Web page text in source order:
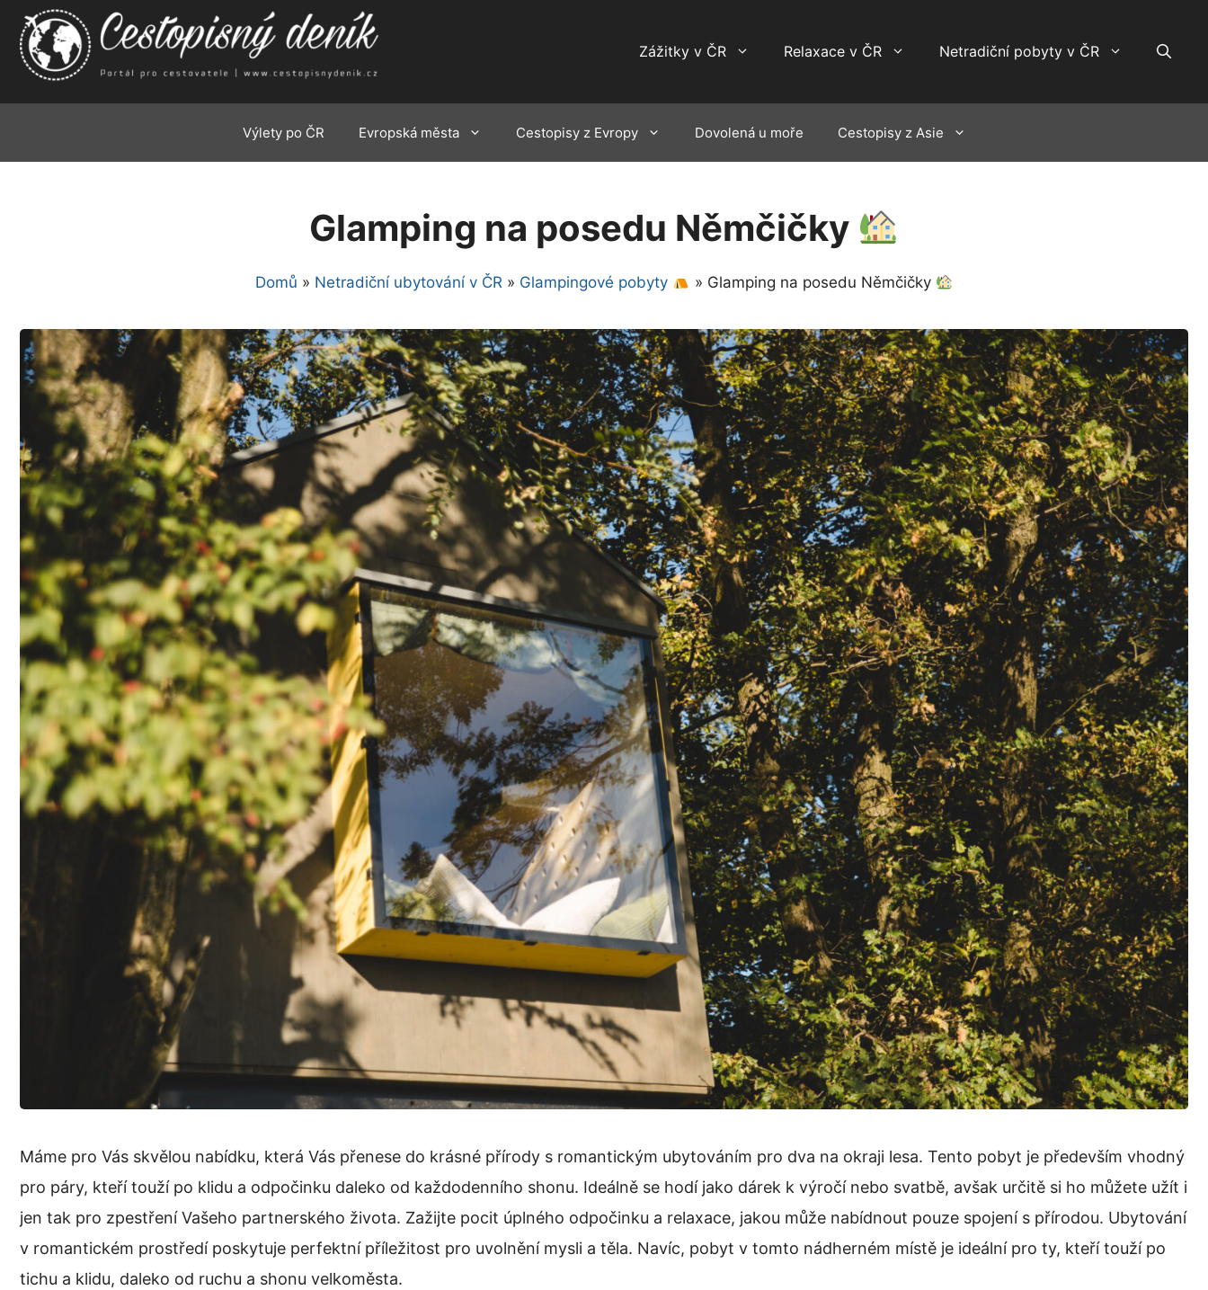
Přeskočit
obsah
Zážitky v ČR Relaxace v ČR Netradiční pobyty v ČR
Výlety po ČR Evropská města Cestopisy z Evropy Dovolená u moře Cestopisy z Asie
Glamping na posedu Němčičky
Domů » Netradiční ubytování v ČR » Glampingové pobyty » Glamping na posedu Němčičky
Máme pro Vás skvělou nabídku, která Vás přenese do krásné přírody s romantickým ubytováním pro dva na okraji lesa. Tento pobyt je především vhodný
pro páry, kteří touží po klidu a odpočinku daleko od každodenního shonu. Ideálně se hodí jako dárek k výročí nebo svatbě, avšak určitě si ho můžete užít i
jen tak pro zpestření Vašeho partnerského života. Zažijte pocit úplného odpočinku a relaxace, jakou může nabídnout pouze spojení s přírodou. Ubytování
v romantickém prostředí poskytuje perfektní příležitost pro uvolnění mysli a těla. Navíc, pobyt v tomto nádherném místě je ideální pro ty, kteří touží po
tichu a klidu, daleko od ruchu a shonu velkoměsta.